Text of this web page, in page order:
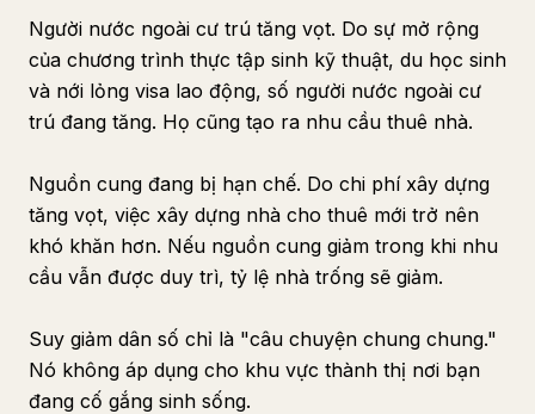
Người nước ngoài cư trú tăng vọt. Do sự mở rộng
của chương trình thực tập sinh kỹ thuật, du học sinh
và nới lỏng visa lao động, số người nước ngoài cư
trú đang tăng. Họ cũng tạo ra nhu cầu thuê nhà.
Nguồn cung đang bị hạn chế. Do chi phí xây dựng
tăng vọt, việc xây dựng nhà cho thuê mới trở nên
khó khăn hơn. Nếu nguồn cung giảm trong khi nhu
cầu vẫn được duy trì, tỷ lệ nhà trống sẽ giảm.
Suy giảm dân số chỉ là "câu chuyện chung chung."
Nó không áp dụng cho khu vực thành thị nơi bạn
đang cố gắng sinh sống.